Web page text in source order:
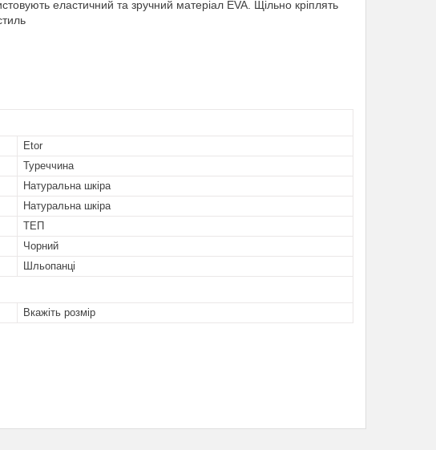
еластичний та зручний матеріал EVA. Щільно кріплять
Etor
Туреччина
Натуральна шкіра
Натуральна шкіра
ТЕП
Чорний
Шльопанці
Вкажіть розмір